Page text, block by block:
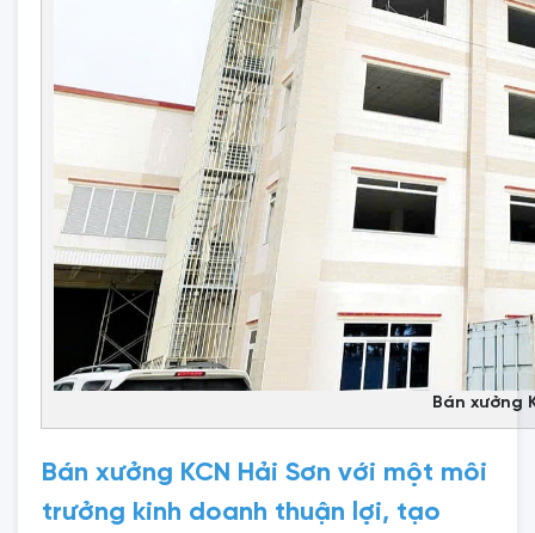
Bán xưởng
Bán xưởng KCN Hải Sơn với một môi
trưởng kinh doanh thuận lợi, tạo